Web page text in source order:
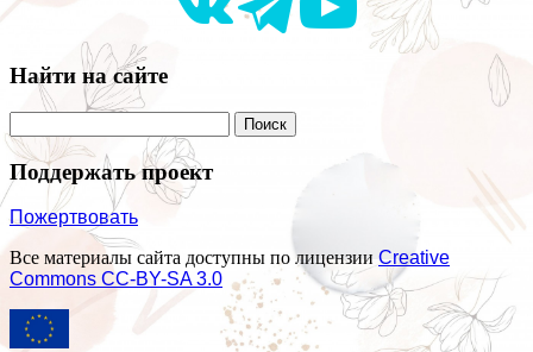
Найти на сайте
Поддержать проект
Пожертвовать
Все материалы сайта доступны по лицензии Creative
Commons СС-BY-SA 3.0